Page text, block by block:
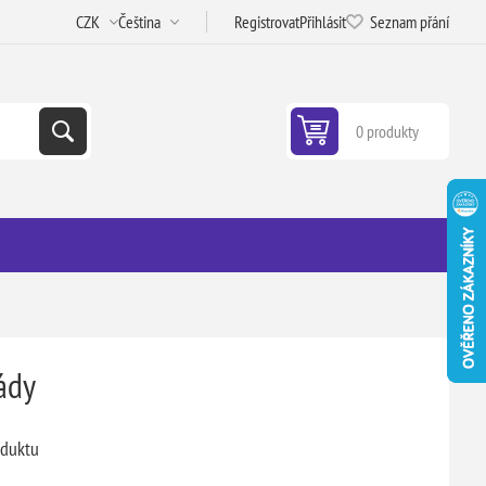
RegistrovatPřihlásit Seznam přání
0 produkty